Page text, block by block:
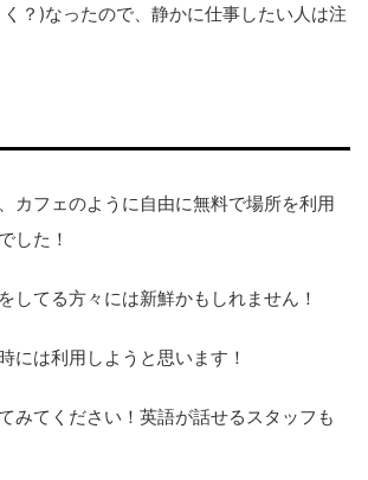
？)なったので、静かに仕事したい人は注
カフェのように自由に無料で場所を利用
した！
してる方々には新鮮かもしれません！
には利用しようと思います！
みてください！英語が話せるスタッフも